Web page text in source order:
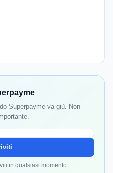
Superpayme va giù. Non
in qualsiasi momento.